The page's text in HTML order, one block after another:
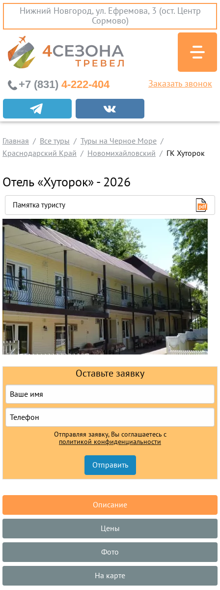
Нижний Новгород, ул. Ефремова, 3 (ост. Центр
Сормово)
Экскурсионные туры
Заграничные экскурсии
Туры на Черное Море
Краснодарский Край
Крым
Проезд без проживания
Вылеты из Нижнего Новгорода
Горящие туры
Раннее бронирование
Железнодорожные туры
Круизы
+7 (831) 4-222-404 Заказать звонок
Главная Все туры
Туры на Черное Море
Краснодарский Край
Новомихайловский ГК Хуторок
Отель «Хуторок» - 2026
Памятка туристу
Оставьте заявку
Отправляя заявку, Вы соглашаетесь с
политикой конфиденциальности
Описание
Цены
Фото
На карте